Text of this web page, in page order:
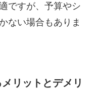
ですが、予算やシ
ない場合もありま
リットとデメリ